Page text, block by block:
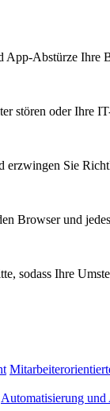
Abstürze Ihre
stören oder Ihre
Sie
Browser und
sodass Ihre
Automatisierung und